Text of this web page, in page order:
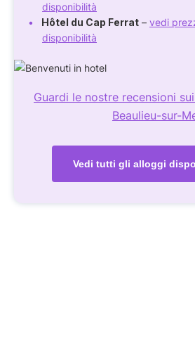
disponibilità
Hôtel du Cap Ferrat – vedi
disponibilità
Guardi le nostre recensioni
Beaulieu-sur-
Vedi tutti gli alloggi